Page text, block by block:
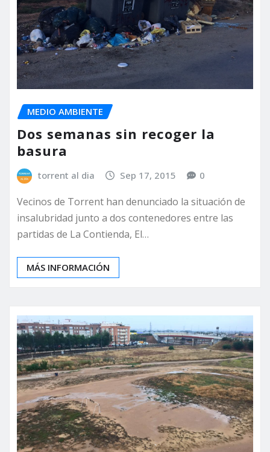
MEDIO AMBIENTE
Dos semanas sin recoger la
basura
torrent al dia Sep 17, 2015 0
Vecinos de Torrent han denunciado la situación de
insalubridad junto a dos contenedores entre las
partidas de La Contienda, El…
MÁS INFORMACIÓN